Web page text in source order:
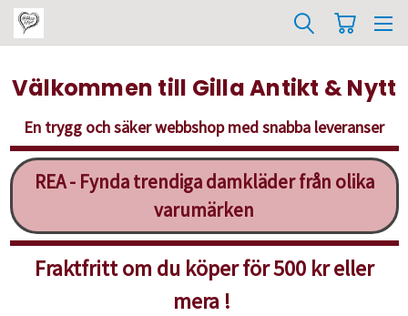
Välkommen till Gilla Antikt & Nytt
En trygg och säker webbshop med snabba leveranser
REA - Fynda trendiga damkläder från olika
varumärken
Fraktfritt om du köper för 500 kr eller
mera !